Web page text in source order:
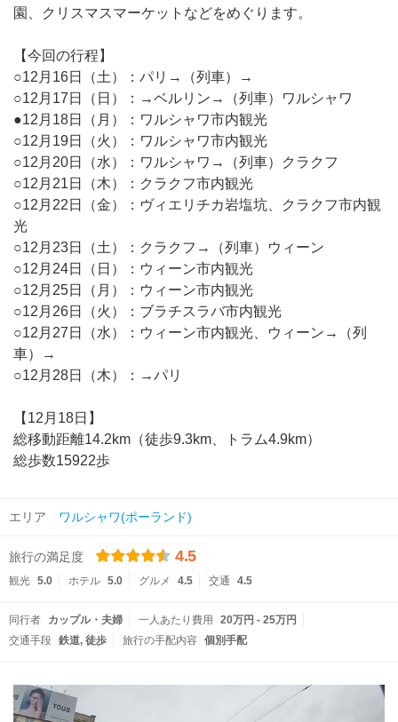
園、クリスマスマーケットなどをめぐります。
【今回の行程】
○12月16日（土）：パリ→（列車）→
○12月17日（日）：→ベルリン→（列車）ワルシャワ
●12月18日（月）：ワルシャワ市内観光
○12月19日（火）：ワルシャワ市内観光
○12月20日（水）：ワルシャワ→（列車）クラクフ
○12月21日（木）：クラクフ市内観光
○12月22日（金）：ヴィエリチカ岩塩坑、クラクフ市内観
光
○12月23日（土）：クラクフ→（列車）ウィーン
○12月24日（日）：ウィーン市内観光
○12月25日（月）：ウィーン市内観光
○12月26日（火）：ブラチスラバ市内観光
○12月27日（水）：ウィーン市内観光、ウィーン→（列
車）→
○12月28日（木）：→パリ
【12月18日】
総移動距離14.2km（徒歩9.3km、トラム4.9km）
総歩数15922歩
エリア ワルシャワ(ポーランド)
旅行の満足度 4.5
観光 5.0 ホテル 5.0 グルメ 4.5 交通 4.5
同行者 カップル・夫婦 一人あたり費用
20万円 - 25万円
交通手段 鉄道 徒歩 旅行の手配内容 個別手配